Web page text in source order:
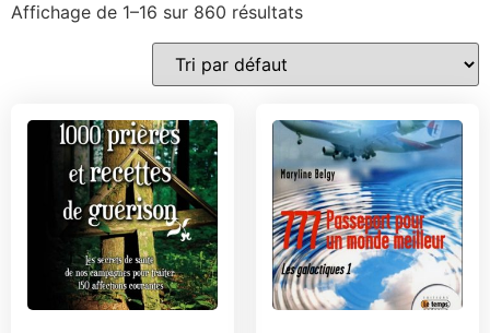
Affichage de 1–16 sur 860 résultats